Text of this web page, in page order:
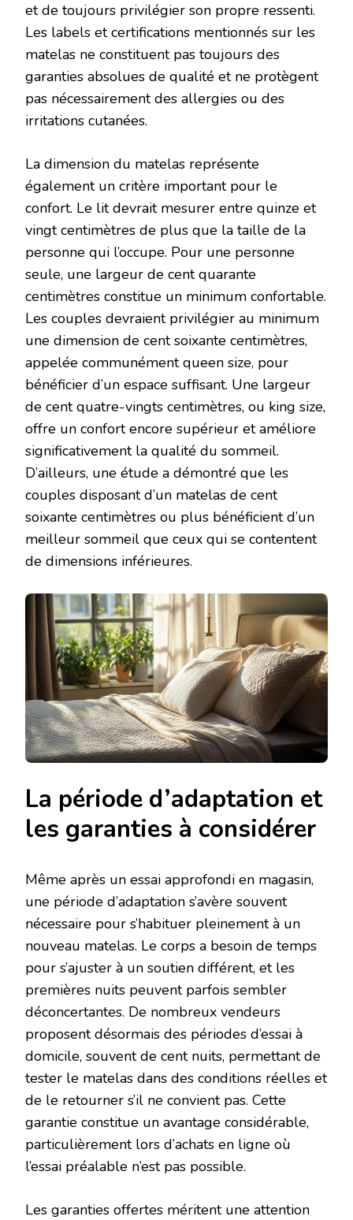
et de toujours privilégier son propre ressenti.
Les labels et certifications mentionnés sur les
matelas ne constituent pas toujours des
garanties absolues de qualité et ne protègent
pas nécessairement des allergies ou des
irritations cutanées.
La dimension du matelas représente
également un critère important pour le
confort. Le lit devrait mesurer entre quinze et
vingt centimètres de plus que la taille de la
personne qui l’occupe. Pour une personne
seule, une largeur de cent quarante
centimètres constitue un minimum confortable.
Les couples devraient privilégier au minimum
une dimension de cent soixante centimètres,
appelée communément queen size, pour
bénéficier d’un espace suffisant. Une largeur
de cent quatre-vingts centimètres, ou king size,
offre un confort encore supérieur et améliore
significativement la qualité du sommeil.
D’ailleurs, une étude a démontré que les
couples disposant d’un matelas de cent
soixante centimètres ou plus bénéficient d’un
meilleur sommeil que ceux qui se contentent
de dimensions inférieures.
La période d’adaptation et
les garanties à considérer
Même après un essai approfondi en magasin,
une période d’adaptation s’avère souvent
nécessaire pour s’habituer pleinement à un
nouveau matelas. Le corps a besoin de temps
pour s’ajuster à un soutien différent, et les
premières nuits peuvent parfois sembler
déconcertantes. De nombreux vendeurs
proposent désormais des périodes d’essai à
domicile, souvent de cent nuits, permettant de
tester le matelas dans des conditions réelles et
de le retourner s’il ne convient pas. Cette
garantie constitue un avantage considérable,
particulièrement lors d’achats en ligne où
l’essai préalable n’est pas possible.
Les garanties offertes méritent une attention